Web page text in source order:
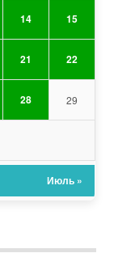
14 15
21 22
28 29
Июль »